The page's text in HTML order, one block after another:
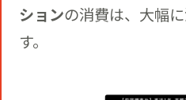
ションの消費は、大幅
す。